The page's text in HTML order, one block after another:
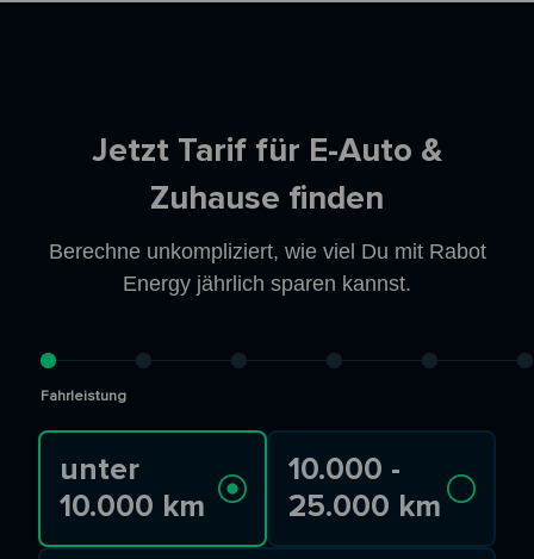
Jetzt Tarif für E-Auto &
Zuhause finden
Berechne unkompliziert, wie viel Du mit Rabot
Energy jährlich sparen kannst.
Fahrleistung
unter
10.000 km
10.000 -
25.000 km